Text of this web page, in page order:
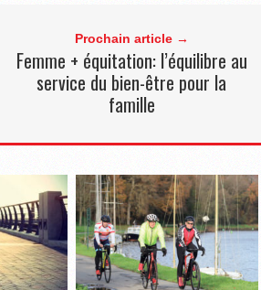
Prochain article →
Femme + équitation: l’équilibre au
service du bien-être pour la
famille